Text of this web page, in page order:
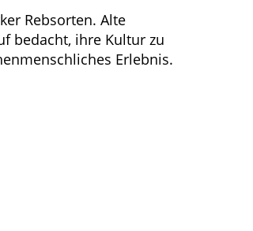
Rebsorten. Alte
bedacht, ihre Kultur zu
Erlebnis.